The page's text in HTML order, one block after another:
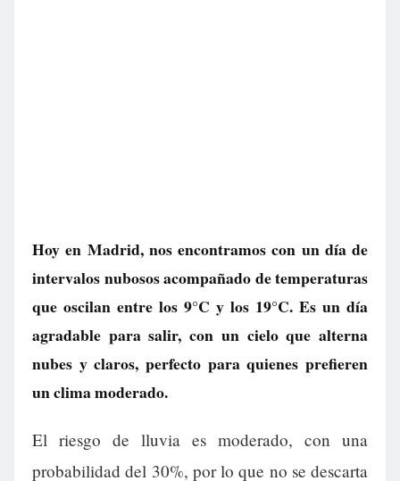
Hoy en Madrid, nos encontramos con un día de
intervalos nubosos acompañado de temperaturas
que oscilan entre los 9°C y los 19°C. Es un día
agradable para salir, con un cielo que alterna
nubes y claros, perfecto para quienes prefieren
un clima moderado.
El riesgo de lluvia es moderado, con una
probabilidad del 30%, por lo que no se descarta